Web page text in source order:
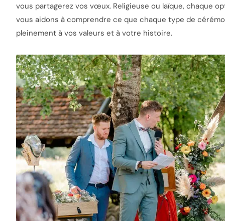
vous partagerez vos vœux. Religieuse ou laïque, chaque
vous aidons à comprendre ce que chaque type de
pleinement à vos valeurs et à votre histoire.